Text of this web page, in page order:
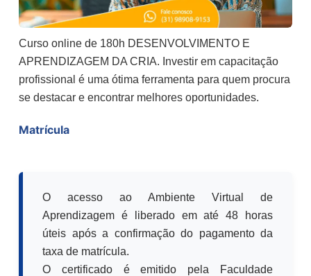
Curso online de 180h DESENVOLVIMENTO E
APRENDIZAGEM DA CRIA. Investir em capacitação
profissional é uma ótima ferramenta para quem procura
se destacar e encontrar melhores oportunidades.
Matrícula
O acesso ao Ambiente Virtual de
Aprendizagem é liberado em até 48 horas
úteis após a confirmação do pagamento da
taxa de matrícula.
O certificado é emitido pela Faculdade